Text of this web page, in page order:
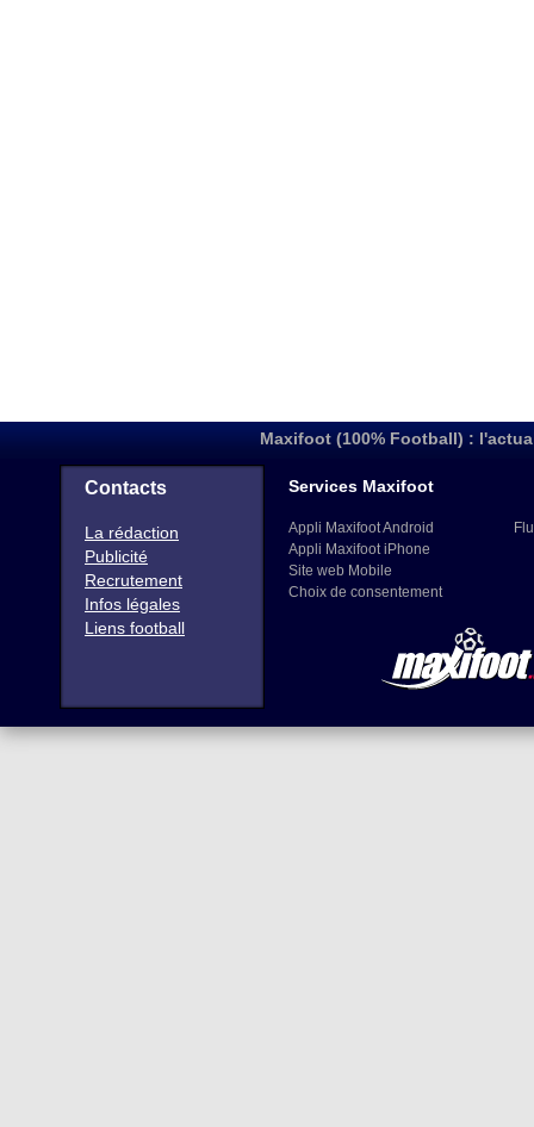
Maxifoot (100% Football) :
Contacts
La rédaction
Publicité
Recrutement
Infos légales
Liens football
Services Maxifoot
Appli Maxifoot Android
Appli Maxifoot iPhone
Site web Mobile
Choix de consentement